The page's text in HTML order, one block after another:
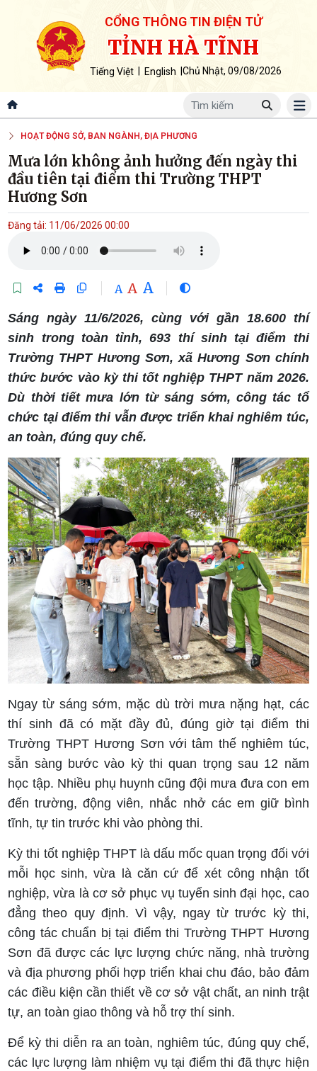
CỔNG THÔNG TIN ĐIỆN TỬ
TỈNH HÀ TĨNH
Tiếng Việt English Chủ Nhật, 09/08/2026
HOẠT ĐỘNG SỞ, BAN NGÀNH, ĐỊA PHƯƠNG
Mưa lớn không ảnh hưởng đến ngày thi
đầu tiên tại điểm thi Trường THPT
Hương Sơn
Đăng tải: 11/06/2026 00:00
A A A
Sáng ngày 11/6/2026, cùng với gần 18.600 thí
sinh trong toàn tỉnh, 693 thí sinh tại điểm thi
Trường THPT Hương Sơn, xã Hương Sơn chính
thức bước vào kỳ thi tốt nghiệp THPT năm 2026.
Dù thời tiết mưa lớn từ sáng sớm, công tác tổ
chức tại điểm thi vẫn được triển khai nghiêm túc,
an toàn, đúng quy chế.
Ngay từ sáng sớm, mặc dù trời mưa nặng hạt, các
thí sinh đã có mặt đầy đủ, đúng giờ tại điểm thi
Trường THPT Hương Sơn với tâm thế nghiêm túc,
sẵn sàng bước vào kỳ thi quan trọng sau 12 năm
học tập. Nhiều phụ huynh cũng đội mưa đưa con em
đến trường, động viên, nhắc nhở các em giữ bình
tĩnh, tự tin trước khi vào phòng thi.
Kỳ thi tốt nghiệp THPT là dấu mốc quan trọng đối với
mỗi học sinh, vừa là căn cứ để xét công nhận tốt
nghiệp, vừa là cơ sở phục vụ tuyển sinh đại học, cao
đẳng theo quy định. Vì vậy, ngay từ trước kỳ thi,
công tác chuẩn bị tại điểm thi Trường THPT Hương
Sơn đã được các lực lượng chức năng, nhà trường
và địa phương phối hợp triển khai chu đáo, bảo đảm
các điều kiện cần thiết về cơ sở vật chất, an ninh trật
tự, an toàn giao thông và hỗ trợ thí sinh.
Để kỳ thi diễn ra an toàn, nghiêm túc, đúng quy chế,
các lực lượng làm nhiệm vụ tại điểm thi đã thực hiện